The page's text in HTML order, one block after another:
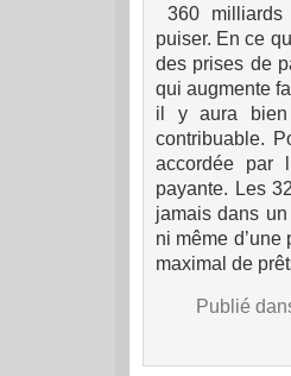
360 milliards
puiser. En ce
des prises de
qui augmente
il y aura bien
contribuable.
accordée par
payante. Les
jamais dans
ni même d’une
maximal de
Publié